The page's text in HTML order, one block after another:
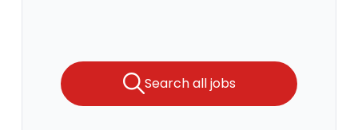
Search all jobs